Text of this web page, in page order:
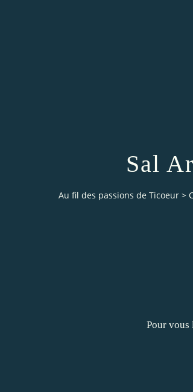
Sal
Au fil des passions de Ticoeur >
Pour vous